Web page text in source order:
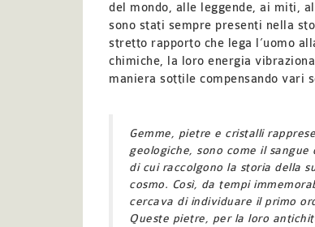
del mondo, alle leggende, ai miti,
sono stati sempre presenti nella
stretto rapporto che lega l’uomo
chimiche, la loro energia
maniera sottile compensando vari
Gemme, pietre e cristalli
geologiche, sono come il
di cui raccolgono la storia della
cosmo. Così, da tempi
cercava di individuare il primo
Queste pietre, per la loro